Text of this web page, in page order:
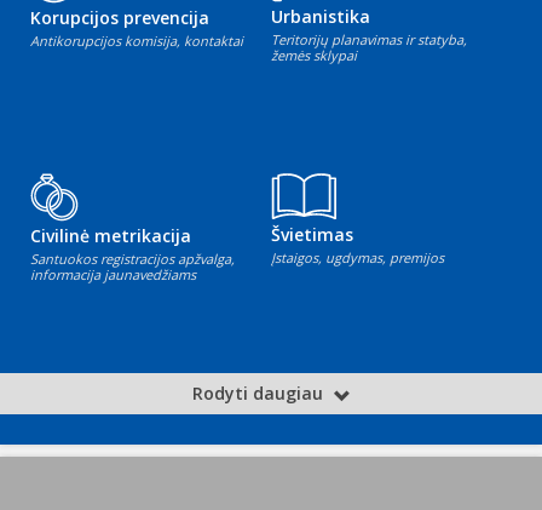
Korupcijos prevencija
Antikorupcijos komisija, kontaktai
Urbanistika
Teritorijų planavimas ir statyba,
žemės sklypai
Civilinė metrikacija
Santuokos registracijos apžvalga,
informacija jaunavedžiams
Švietimas
Įstaigos, ugdymas, premijos
Rodyti daugiau